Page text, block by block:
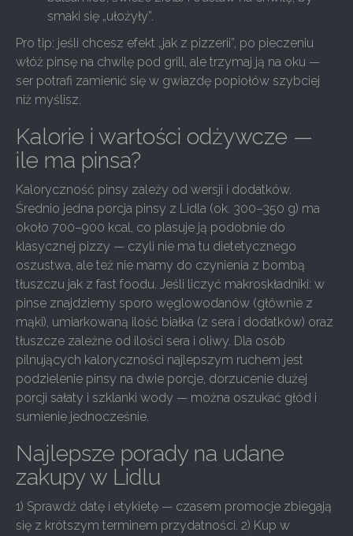
smaki się „ułożyły”.
Pro tip: jeśli chcesz efekt „jak z pizzerii”, po pieczeniu
włóż pinsę na chwilę pod grill, ale trzymaj ją na oku —
ser potrafi zamienić się w gwiazdę popiołów szybciej
niż myślisz.
Kalorie i wartości odżywcze —
ile ma pinsa?
Kaloryczność pinsy zależy od wersji i dodatków.
Średnio jedna porcja pinsy z Lidla (ok. 300–350 g) ma
około 700–900 kcal, co plasuje ją podobnie do
klasycznej pizzy — czyli nie ma tu dietetycznego
oszustwa, ale też nie mamy do czynienia z bombą
tłuszczu jak z fast foodu. Jeśli liczyć makroskładniki: w
pinse znajdziemy sporo węglowodanów (głównie z
mąki), umiarkowaną ilość białka (z sera i dodatków) oraz
tłuszcze zależne od ilości sera i oliwy. Dla osób
pilnujących kaloryczności najlepszym ruchem jest
podzielenie pinsy na dwie porcje, dorzucenie dużej
porcji sałaty i szklanki wody — można oszukać głód i
sumienie jednocześnie.
Najlepsze porady na udane
zakupy w Lidlu
1) Sprawdź datę i etykietę — czasem promocje zbiegają
się z krótszym terminem przydatności. 2) Kup w